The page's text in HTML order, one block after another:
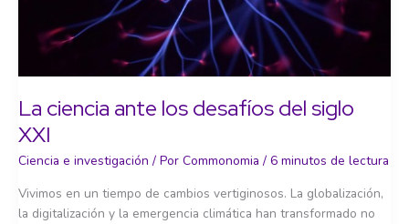
La ciencia ante los desafíos del siglo
XXI
Ciencia e investigación / Por Commonomia / 6 minutos de lectura
Vivimos en un tiempo de cambios vertiginosos. La globalización,
la digitalización y la emergencia climática han transformado no